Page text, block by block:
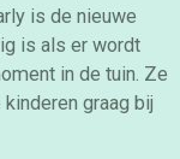
is de nieuwe
is als er wordt
in de tuin. Ze
graag bij